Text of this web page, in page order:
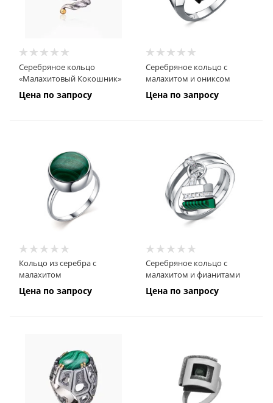
Серебряное кольцо
«Малахитовый Кокошник»
Цена по запросу
Серебряное кольцо с
малахитом и ониксом
Цена по запросу
Кольцо из серебра с
малахитом
Цена по запросу
Серебряное кольцо с
малахитом и фианитами
Цена по запросу